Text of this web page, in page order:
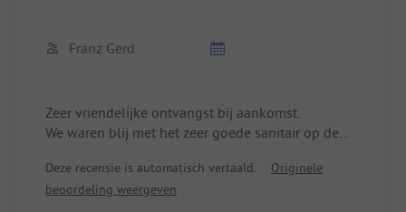
Franz Gerd
Zeer vriendelijke ontvangst bij aankomst.
We waren blij met het zeer goede sanitair op de
gebakjes in het winkeltje op de camping.
Deze recensie is automatisch vertaald.
Originele
beoordeling weergeven